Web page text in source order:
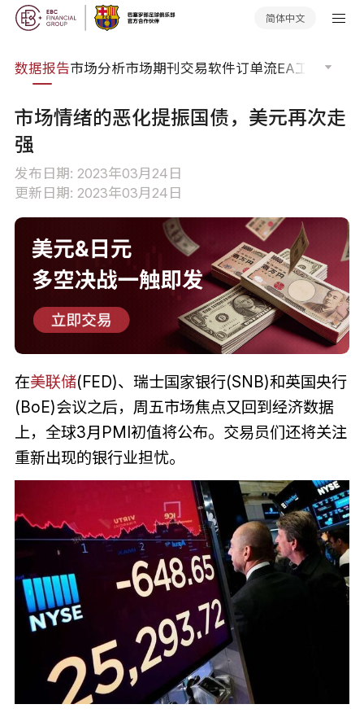
简体中文
数据报告市场分析市场期刊交易软件订单流EA工具库
市场情绪的恶化提振国债，美元再次走
强
发布日期: 2023年03月24日
更新日期: 2023年03月24日
在美联储(FED)、瑞士国家银行(SNB)和英国央行
(BoE)会议之后，周五市场焦点又回到经济数据
上，全球3月PMI初值将公布。交易员们还将关注
重新出现的银行业担忧。